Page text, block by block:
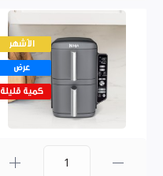
الأشهر
عرض
كمية قليلة